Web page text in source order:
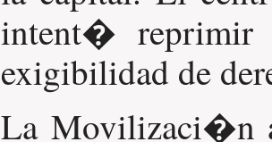
intent� reprimir
exigibilidad de
La Movilizaci�n